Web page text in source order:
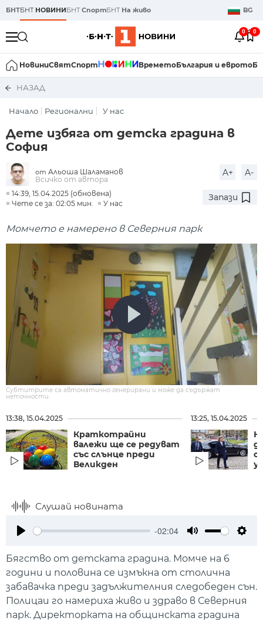
БНТБНТ НОВИНИБНТСпортБНТ На живо BG
0 0
НовиниСвятСпорт ВреметоБългария и еврото
НАЗАД
Начало Регионални У нас
Дете избяга от детска градина в
София
от Альоша Шаламанов
Всичко от автора
A+ A-
14:39, 15.04.2025 (обновена)
Чете се за: 02:05 мин.
У нас
Запази
Момчето е намерено в Северния парк
Субтитрите са автоматично генерирани и може да съдържат
неточности.
13:38, 15.04.2025
Краткотрайни
валежи ще се редуват
със слънце преди
Великден
13:25, 15.04.2025
Слушай новината
-02:04
Бягство от детската градина. Момче на 6
години и половина се измъкна от столична
забавачка преди задължителния следобеден сън.
Полицаи го намериха живо и здраво в Северния
парк. Директорката на общинската градина